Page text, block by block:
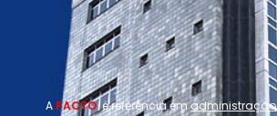
A PACTOé referência emadministração